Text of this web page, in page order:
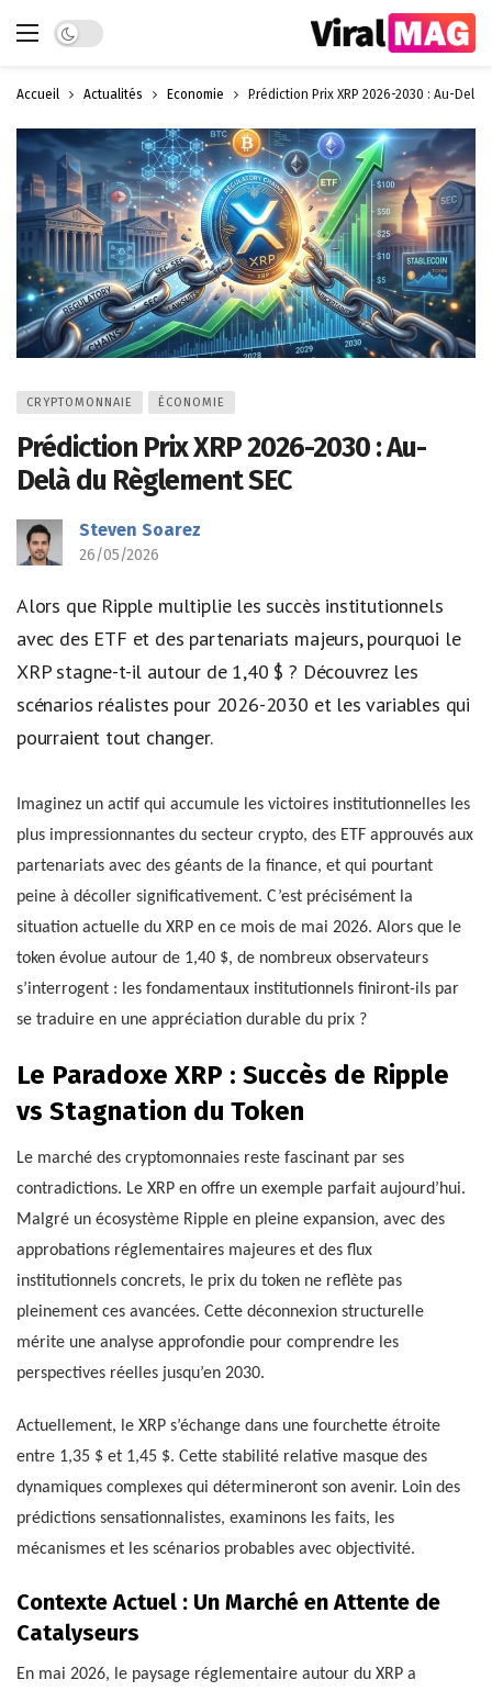
Dark mode
Accueil Actualités Économie Prédiction Prix XRP 2026-2030 : Au-Delà
CRYPTOMONNAIE ÉCONOMIE
Prédiction Prix XRP 2026-2030 : Au-
Delà du Règlement SEC
Steven Soarez
26/05/2026
Alors que Ripple multiplie les succès institutionnels
avec des ETF et des partenariats majeurs, pourquoi le
XRP stagne-t-il autour de 1,40 $ ? Découvrez les
scénarios réalistes pour 2026-2030 et les variables qui
pourraient tout changer.
Imaginez un actif qui accumule les victoires institutionnelles les
plus impressionnantes du secteur crypto, des ETF approuvés aux
partenariats avec des géants de la finance, et qui pourtant
peine à décoller significativement. C’est précisément la
situation actuelle du XRP en ce mois de mai 2026. Alors que le
token évolue autour de 1,40 $, de nombreux observateurs
s’interrogent : les fondamentaux institutionnels finiront-ils par
se traduire en une appréciation durable du prix ?
Le Paradoxe XRP : Succès de Ripple
vs Stagnation du Token
Le marché des cryptomonnaies reste fascinant par ses
contradictions. Le XRP en offre un exemple parfait aujourd’hui.
Malgré un écosystème Ripple en pleine expansion, avec des
approbations réglementaires majeures et des flux
institutionnels concrets, le prix du token ne reflète pas
pleinement ces avancées. Cette déconnexion structurelle
mérite une analyse approfondie pour comprendre les
perspectives réelles jusqu’en 2030.
Actuellement, le XRP s’échange dans une fourchette étroite
entre 1,35 $ et 1,45 $. Cette stabilité relative masque des
dynamiques complexes qui détermineront son avenir. Loin des
prédictions sensationnalistes, examinons les faits, les
mécanismes et les scénarios probables avec objectivité.
Contexte Actuel : Un Marché en Attente de
Catalyseurs
En mai 2026, le paysage réglementaire autour du XRP a